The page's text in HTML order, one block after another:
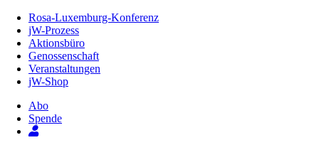
Inhalt
Seite
Rosa-Luxemburg-Konferenz
jW-Prozess
Aktionsbüro
Genossenschaft
Veranstaltungen
jW-Shop
Abo
Spende